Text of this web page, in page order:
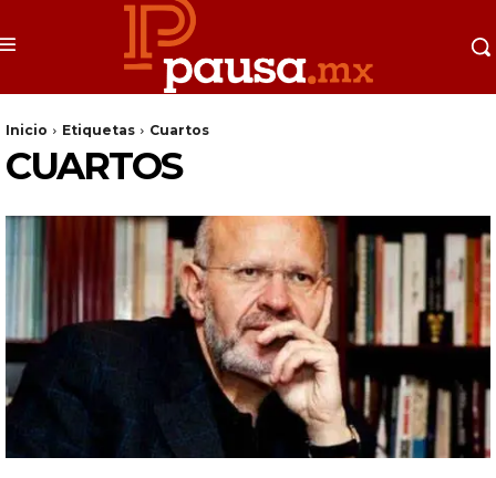
Inicio Etiquetas Cuartos
CUARTOS